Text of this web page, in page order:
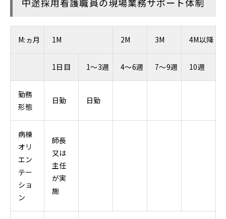
M:ヵ月 1M 2M 3M 4M以降
1日目 1～3週 4～6週 7～9週 10週
勤務
形態
日勤 日勤
病棟
オリ
エン
テー
ショ
ン
師長
又は
主任
が実
施